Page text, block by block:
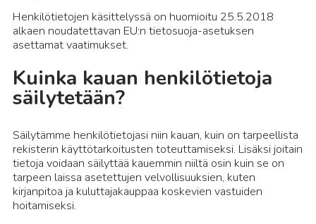
Henkilötietojen käsittelyssä on huomioitu 25.5.2018
alkaen noudatettavan EU:n tietosuoja-asetuksen
asettamat vaatimukset.
Kuinka kauan henkilötietoja
säilytetään?
Säilytämme henkilötietojasi niin kauan, kuin on tarpeellista
rekisterin käyttötarkoitusten toteuttamiseksi. Lisäksi joitain
tietoja voidaan säilyttää kauemmin niiltä osin kuin se on
tarpeen laissa asetettujen velvollisuuksien, kuten
kirjanpitoa ja kuluttajakauppaa koskevien vastuiden
hoitamiseksi.